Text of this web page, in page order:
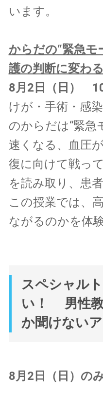
います。
からだの“緊急モ
護の判断に変わ
8月2日（日）
けが・手術・感
のからだは“緊急
速くなる、血圧
復に向けて戦っ
を読み取り、患
この授業では、
ながるのかを体
スペシャル
い！ 男性教
か聞けないア
8月2日（日）の